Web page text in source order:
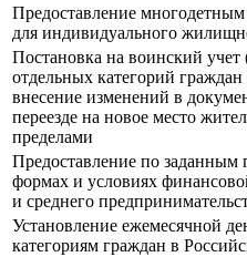
Предоставление
для индивидуального
Постановка на воинский учет
отдельных категорий
внесение изменений в
переезде на новое место
пределами
Предоставление по
формах и условиях
и среднего
Установление ежемесячной
категориям граждан в